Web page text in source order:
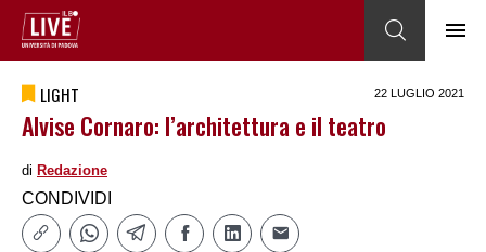
LIGHT 22 LUGLIO 2021
Alvise Cornaro: l’architettura e il teatro
di Redazione
CONDIVIDI